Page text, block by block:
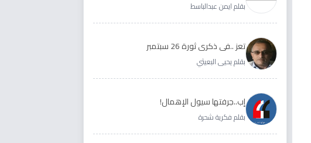
بقلم ايمن عبدالباسط
تعز ..في ذكرى ثورة 26 سبتمبر
بقلم يحيى البعيثي
إب..جرفتها سيول الإهمال!
بقلم فكرية شحرة